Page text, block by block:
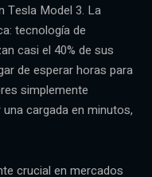
Tesla Model 3. La
tecnología de
casi el 40% de sus
de esperar horas para
simplemente
cargada en minutos,
crucial en mercados